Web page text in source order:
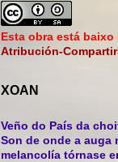
Esta obra está baixo
Atribución-
XOAN
Veño do País da
Son de onde a auga
melancolía tórnase